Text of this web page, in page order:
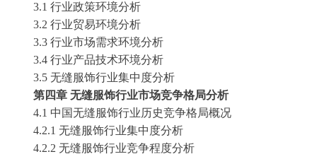
3.1 行业政策环境分析
3.2 行业贸易环境分析
3.3 行业市场需求环境分析
3.4 行业产品技术环境分析
3.5 无缝服饰行业集中度分析
第四章 无缝服饰行业市场竞争格局分析
4.1 中国无缝服饰行业历史竞争格局概况
4.2.1 无缝服饰行业集中度分析
4.2.2 无缝服饰行业竞争程度分析